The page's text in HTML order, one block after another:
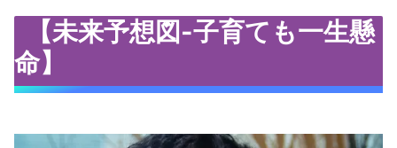
【未来予想図-子育ても一生懸
命】